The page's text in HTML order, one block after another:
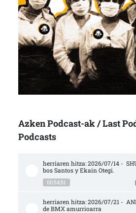
Azken Podcast-ak / Last
Podcasts
herriaren hitza: 2026/07/14 -
bos Santos y Ekain Otegi.
00:54:51
herriaren hitza: 2026/07/21 -
de BMX amurrioarra